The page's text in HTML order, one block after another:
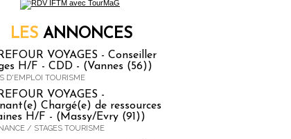
du voyage
LES ANNONCES
VOYAGES - Conseiller
H/F - CDD - (Vannes (56))
D'EMPLOI TOURISME
VOYAGES -
Chargé(e) de ressources
H/F - (Massy/Evry (91))
/ STAGES TOURISME